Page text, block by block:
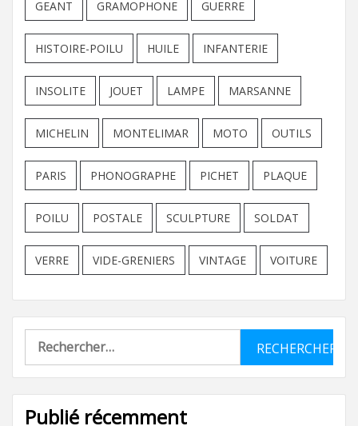
GEANT GRAMOPHONE GUERRE
HISTOIRE-POILU HUILE INFANTERIE
INSOLITE JOUET LAMPE MARSANNE
MICHELIN MONTELIMAR MOTO OUTILS
PARIS PHONOGRAPHE PICHET PLAQUE
POILU POSTALE SCULPTURE SOLDAT
VERRE VIDE-GRENIERS VINTAGE VOITURE
Rechercher :
Publié récemment